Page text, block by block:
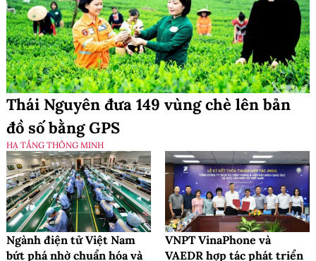
Thái Nguyên đưa 149 vùng chè lên bản
đồ số bằng GPS
HẠ TẦNG THÔNG MINH
Ngành điện tử Việt Nam
bứt phá nhờ chuẩn hóa và
VNPT VinaPhone và
VAEDR hợp tác phát triển